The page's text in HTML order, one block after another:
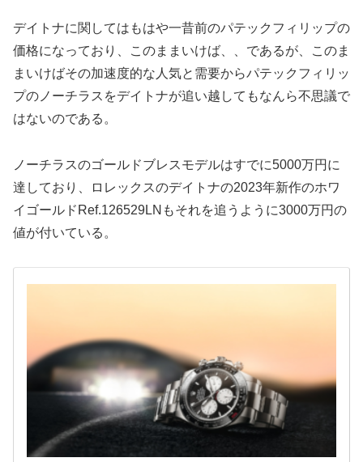
デイトナに関してはもはや一昔前のパテックフィリップの
価格になっており、このままいけば、、であるが、このま
まいけばその加速度的な人気と需要からパテックフィリッ
プのノーチラスをデイトナが追い越してもなんら不思議で
はないのである。
ノーチラスのゴールドブレスモデルはすでに5000万円に
達しており、ロレックスのデイトナの2023年新作のホワ
イゴールドRef.126529LNもそれを追うように3000万円の
値が付いている。